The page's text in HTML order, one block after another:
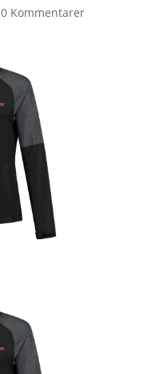
0 Kommentarer